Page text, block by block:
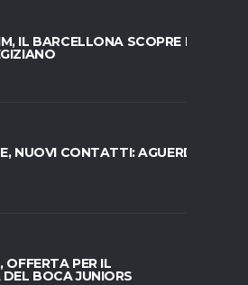
IL BARCELLONA SCOPRE IL
NUOVI CONTATTI: AGUERD È
OFFERTA PER IL
BOCA JUNIORS